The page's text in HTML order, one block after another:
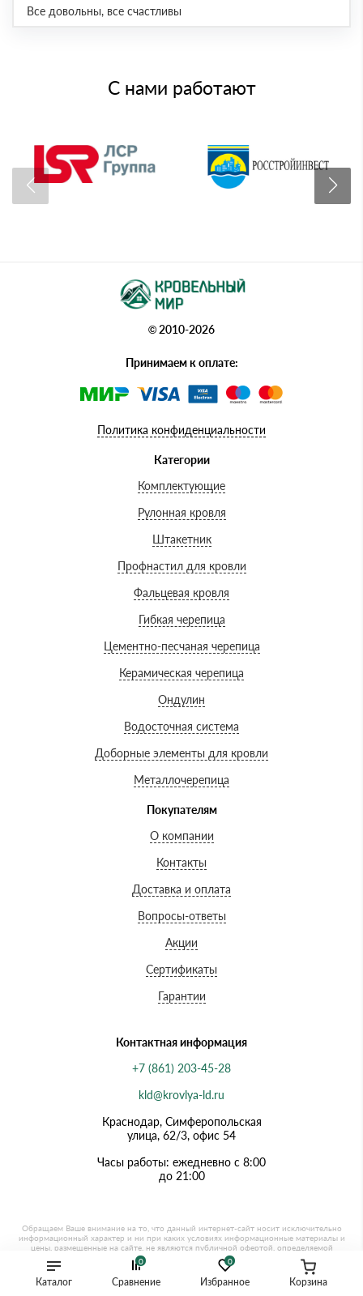
Каталог
0
Избранное
0
Сравнение Корзина
Все довольны, все счастливы
С нами работают
© 2010-2026
Принимаем к оплате:
Политика конфиденциальности
Категории
Комплектующие
Рулонная кровля
Штакетник
Профнастил для кровли
Фальцевая кровля
Гибкая черепица
Цементно-песчаная черепица
Керамическая черепица
Ондулин
Водосточная система
Доборные элементы для кровли
Металлочерепица
Покупателям
О компании
Контакты
Доставка и оплата
Вопросы-ответы
Акции
Сертификаты
Гарантии
Контактная информация
+7 (861) 203-45-28
kld@krovlya-ld.ru
Краснодар, Симферопольская
улица, 62/3, офис 54
Часы работы: ежедневно с 8:00
до 21:00